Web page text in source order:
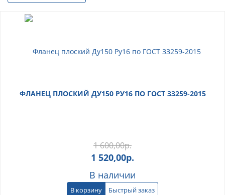
ФЛАНЕЦ ПЛОСКИЙ ДУ150 РУ16 ПО ГОСТ 33259-2015
1 600,00р.
1 520,00р.
В наличии
В корзину Быстрый заказ